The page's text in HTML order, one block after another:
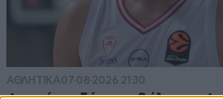
ΑΘΛΗΤΙΚΑ07·08·2026 21:30